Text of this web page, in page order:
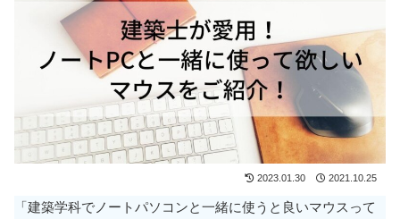
2023.01.30 2021.10.25
「建築学科でノートパソコンと一緒に使うと良いマウスって